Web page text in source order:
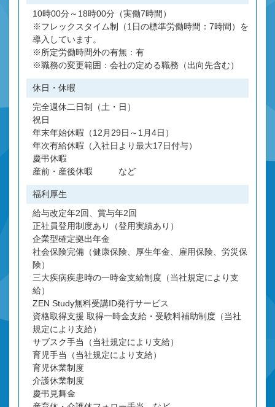
10時00分～18時00分（実働7時間）
※フレックスタイム制（1日の標準労働時間：7時間）を
導入しています。
※所定労働時間外の有無：有
※職務の変更範囲：会社の定める職務（出向先含む）
休日・休暇
完全週休二日制（土・日）
祝日
年末年始休暇（12月29日～1月4日）
年次有給休暇（入社日より最大17日付与）
慶弔休暇
産前・産後休暇 など
福利厚生
給与改定年2回、賞与年2回
正社員登用制度あり（登用実績あり）
企業型確定拠出年金
社会保険完備（健康保険、厚生年金、雇用保険、労災保
険）
三大疾病疾患時の一時金支給制度（当社規定により支
給）
ZEN Study無料受講ID発行サービス
資格取得支援 取得一時金支給・受験料補助制度（当社
規定により支給）
サブスク手当（当社規定により支給）
育児手当（当社規定により支給）
育児休業制度
介護休業制度
慶弔見舞金